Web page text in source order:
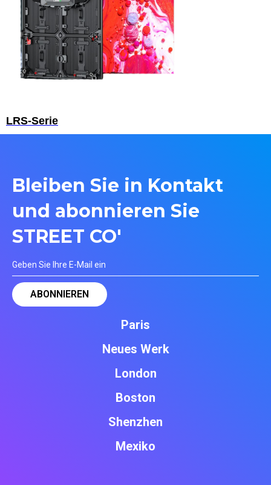
LRS-Serie
Bleiben Sie in Kontakt
und abonnieren Sie
STREET CO'
Paris
Neues Werk
London
Boston
Shenzhen
Mexiko